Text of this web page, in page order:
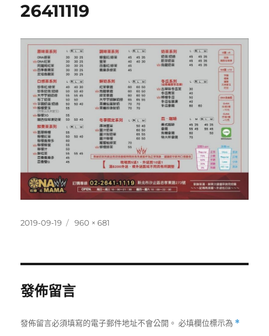
26411119
發
2019-09-19
完
960 × 681
發佈留言
發佈留言必須填寫的電子郵件地址不會公開。 必填欄位標示為 *